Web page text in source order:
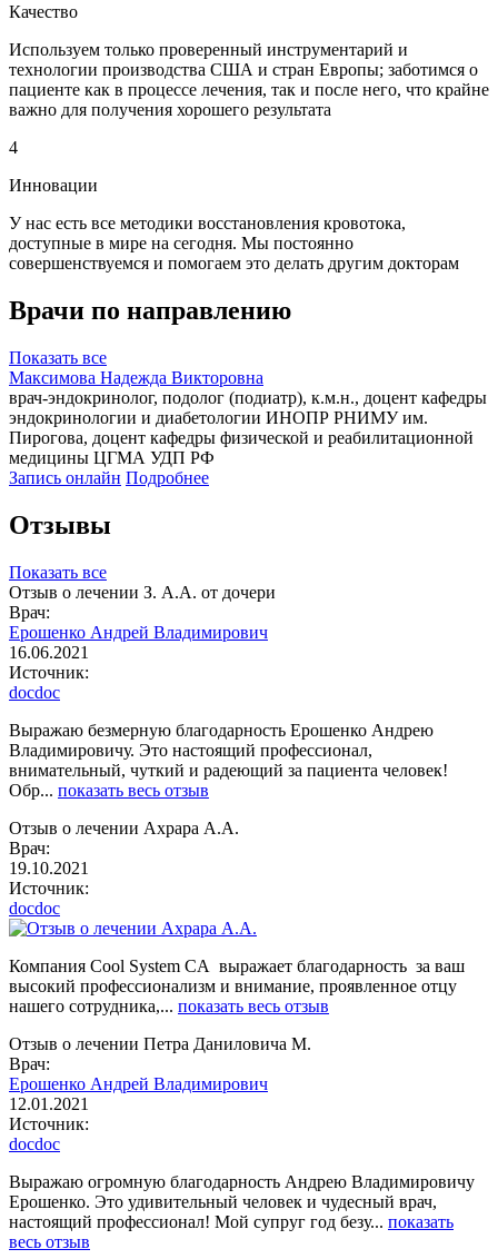
Качество
Используем только проверенный инструментарий и
технологии производства США и стран Европы; заботимся о
пациенте как в процессе лечения, так и после него, что крайне
важно для получения хорошего результата
4
Инновации
У нас есть все методики восстановления кровотока,
доступные в мире на сегодня. Мы постоянно
совершенствуемся и помогаем это делать другим докторам
Врачи по направлению
Показать все
Максимова Надежда Викторовна
врач-эндокринолог, подолог (подиатр), к.м.н., доцент кафедры
эндокринологии и диабетологии ИНОПР РНИМУ им.
Пирогова, доцент кафедры физической и реабилитационной
медицины ЦГМА УДП РФ
Запись онлайн Подробнее
Отзывы
Показать все
Отзыв о лечении З. А.А. от дочери
Врач:
Ерошенко Андрей Владимирович
16.06.2021
Источник:
docdoc
Выражаю безмерную благодарность Ерошенко Андрею
Владимировичу. Это настоящий профессионал,
внимательный, чуткий и радеющий за пациента человек!
Обр... показать весь отзыв
Отзыв о лечении Ахрара А.А.
Врач:
19.10.2021
Источник:
docdoc
Компания Cool System CA выражает благодарность за ваш
высокий профессионализм и внимание, проявленное отцу
нашего сотрудника,... показать весь отзыв
Отзыв о лечении Петра Даниловича М.
Врач:
Ерошенко Андрей Владимирович
12.01.2021
Источник:
docdoc
Выражаю огромную благодарность Андрею Владимировичу
Ерошенко. Это удивительный человек и чудесный врач,
настоящий профессионал! Мой супруг год безу... показать
весь отзыв